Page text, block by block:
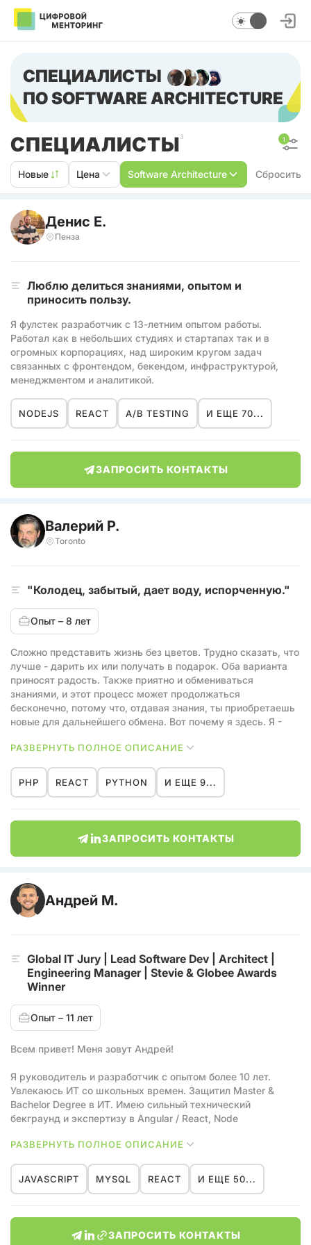
СПЕЦИАЛИСТЫ
ПО SOFTWARE ARCHITECTURE
СПЕЦИАЛИСТЫ3 1
Новые Цена Software Architecture Сбросить
Денис Е.
Пенза
Люблю делиться знаниями, опытом и
приносить пользу.
Я фулстек разработчик с 13-летним опытом работы.
Работал как в небольших студиях и стартапах так и в
огромных корпорациях, над широким кругом задач
связанных с фронтендом, бекендом, инфраструктурой,
менеджментом и аналитикой.
NODEJS REACT A/B TESTING И ЕЩЕ 70...
ЗАПРОСИТЬ КОНТАКТЫ
Валерий Р.
Toronto
"Колодец, забытый, дает воду, испорченную."
Опыт – 8 лет
Сложно представить жизнь без цветов. Трудно сказать, что
лучше - дарить их или получать в подарок. Оба варианта
приносят радость. Также приятно и обмениваться
знаниями, и этот процесс может продолжаться
бесконечно, потому что, отдавая знания, ты приобретаешь
новые для дальнейшего обмена. Вот почему я здесь. Я -
РАЗВЕРНУТЬ ПОЛНОЕ ОПИСАНИЕ
PHP REACT PYTHON И ЕЩЕ 9...
ЗАПРОСИТЬ КОНТАКТЫ
Андрей М.
Global IT Jury | Lead Software Dev | Architect |
Engineering Manager | Stevie & Globee Awards
Winner
Опыт – 11 лет
Всем привет! Меня зовут Андрей!
Я руководитель и разработчик с опытом более 10 лет.
Увлекаюсь ИТ со школьных времен. Защитил Master &
Bachelor Degree в ИТ. Имею сильный технический
бекграунд и экспертизу в Angular / React, Node
разработке, но успел поработать и над созданием
Delivery и Project Management, System Design /
Архитектуре, пресейле, руководстве, тех. скринигах и
Написал на JS фреймворк для Smart TV и STB,
РАЗВЕРНУТЬ ПОЛНОЕ ОПИСАНИЕ
JAVASCRIPT MYSQL REACT И ЕЩЕ 50...
ЗАПРОСИТЬ КОНТАКТЫ